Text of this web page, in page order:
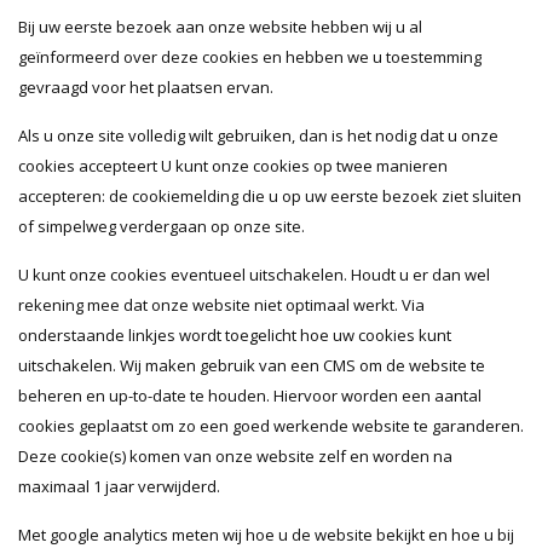
Bij uw eerste bezoek aan onze website hebben wij u al
geïnformeerd over deze cookies en hebben we u toestemming
gevraagd voor het plaatsen ervan.
Als u onze site volledig wilt gebruiken, dan is het nodig dat u onze
cookies accepteert U kunt onze cookies op twee manieren
accepteren: de cookiemelding die u op uw eerste bezoek ziet sluiten
of simpelweg verdergaan op onze site.
U kunt onze cookies eventueel uitschakelen. Houdt u er dan wel
rekening mee dat onze website niet optimaal werkt. Via
onderstaande linkjes wordt toegelicht hoe uw cookies kunt
uitschakelen. Wij maken gebruik van een CMS om de website te
beheren en up-to-date te houden. Hiervoor worden een aantal
cookies geplaatst om zo een goed werkende website te garanderen.
Deze cookie(s) komen van onze website zelf en worden na
maximaal 1 jaar verwijderd.
Met google analytics meten wij hoe u de website bekijkt en hoe u bij